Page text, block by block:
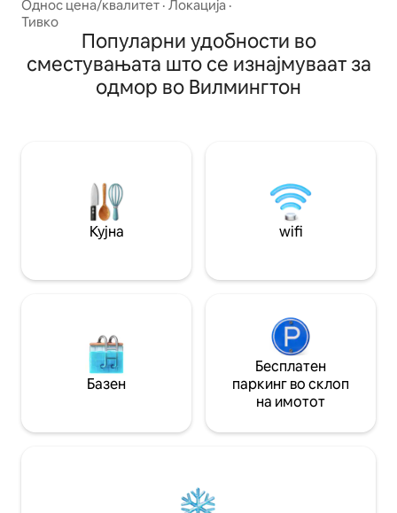
простор долу, горе има брачен кревет
(широк 180 – 220 см), кауч со поглед на
мостот над реката Кејп Фир. Бар на 5-
ти кат за забава, а потоа кон
кондоминиумот, може да биде многу,
Pavilion на 22 минути пешачење.
Забрането е пушење, пушење
електронски цигари и дрога.
Однос цена/квалитет · Локација ·
Тивко
Популарни удобности во
сместувањата што се изнајмуваат за
одмор во Вилмингтон
Кујна wifi
Базен
Бесплатен
паркинг во склоп
на имотот